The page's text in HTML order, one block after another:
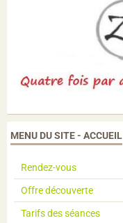
MENU DU SITE - ACCUEIL
Rendez-vous
Offre découverte
Tarifs des séances